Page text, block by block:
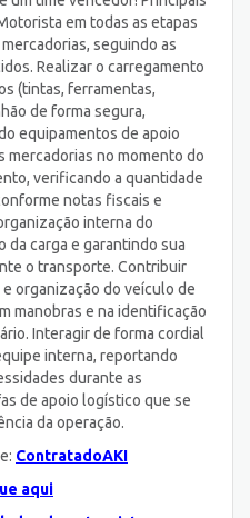
em todas as etapas
seguindo as
Realizar o carregamento
(tintas, ferramentas,
de forma segura,
equipamentos de apoio
mercadorias no momento do
verificando a quantidade
notas fiscais e
interna do
da carga e garantindo sua
o transporte. Contribuir
organização do veículo de
manobras e na identificação
Interagir de forma cordial
interna, reportando
durante as
de apoio logístico que se
da operação.
ContratadoAKI
aqui